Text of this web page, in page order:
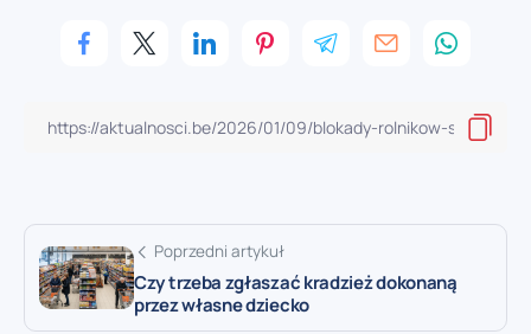
Poprzedni artykuł
Czy trzeba zgłaszać kradzież dokonaną
przez własne dziecko